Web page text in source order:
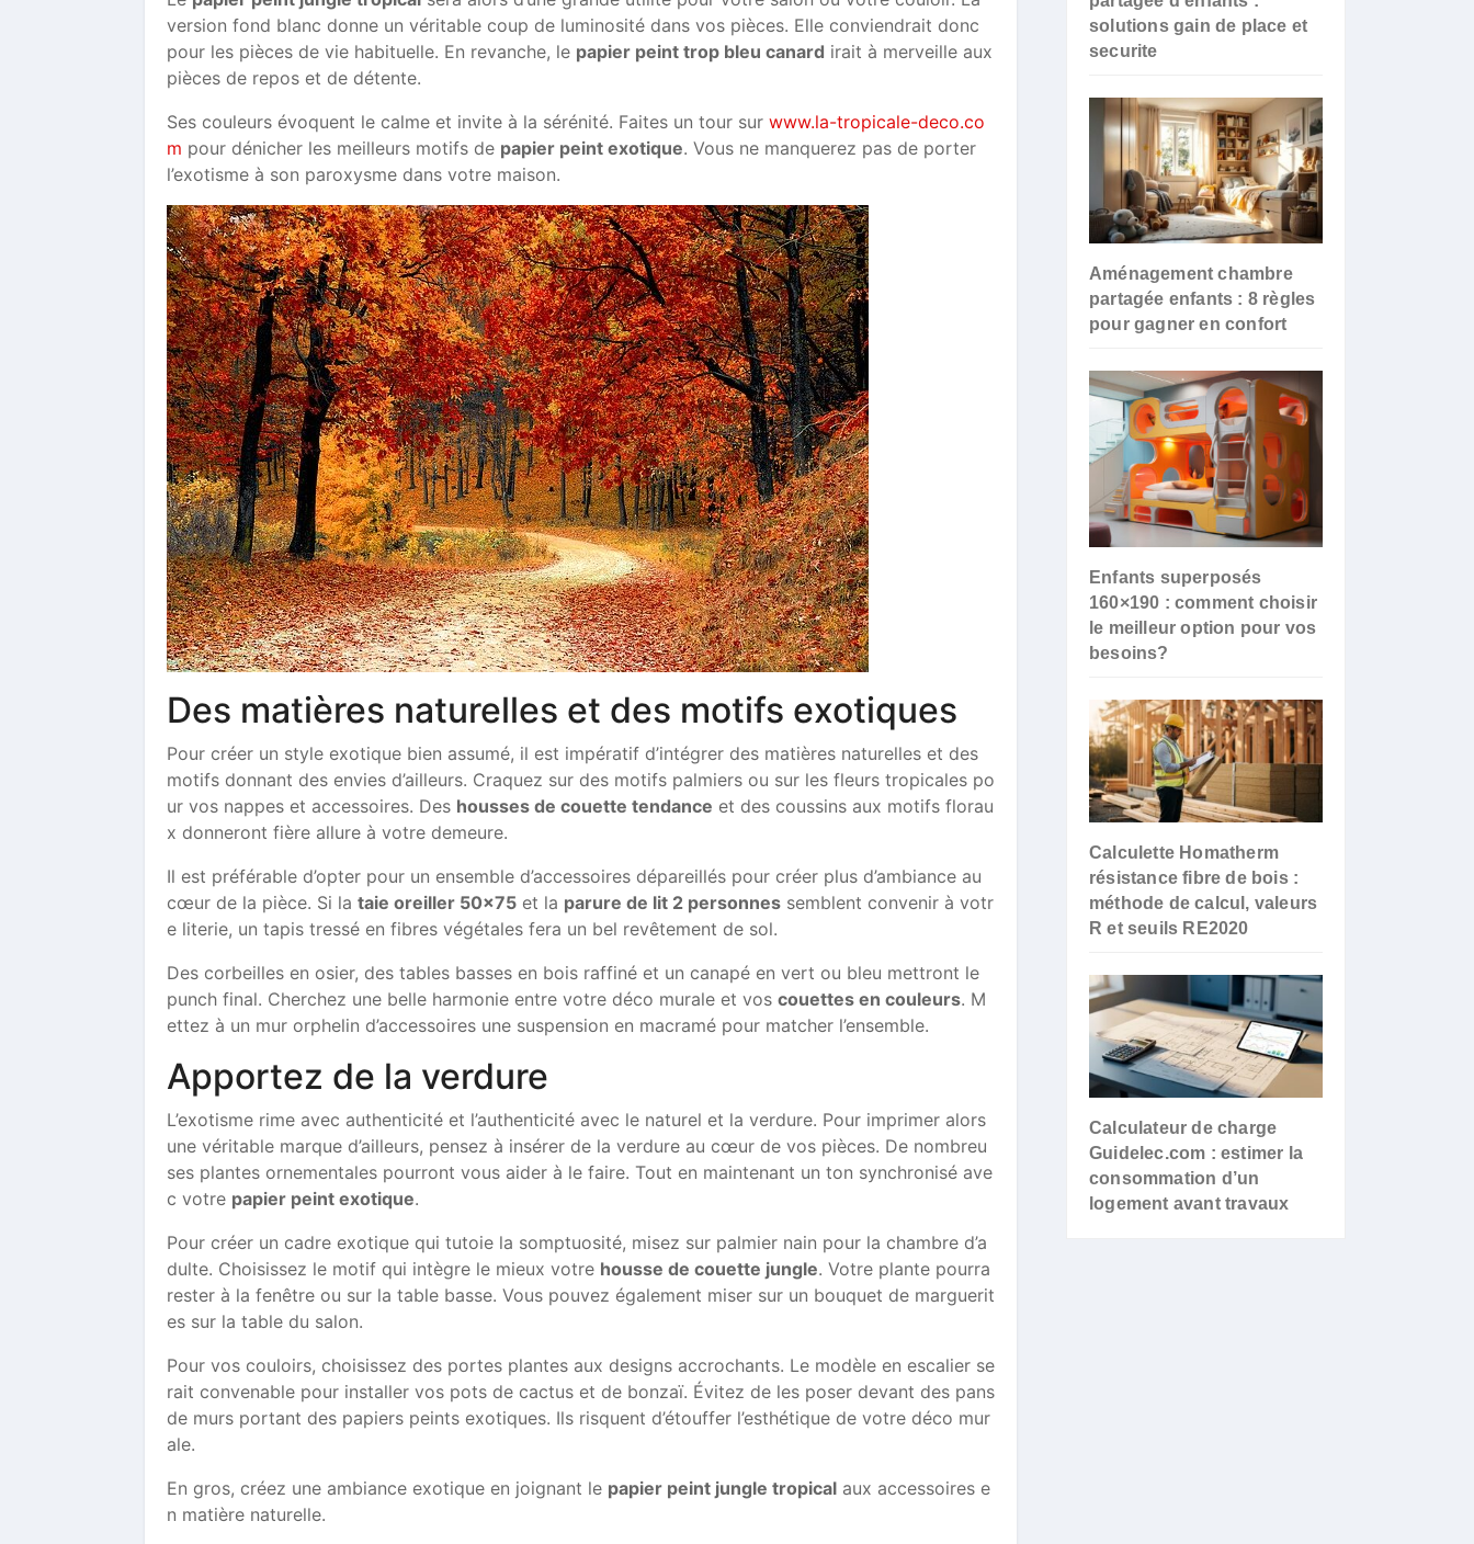
version fond blanc donne un véritable coup de luminosité dans vos pièces. Elle conviendrait donc
pour les pièces de vie habituelle. En revanche, le papier peint trop bleu canard irait à merveille aux
pièces de repos et de détente.
Ses couleurs évoquent le calme et invite à la sérénité. Faites un tour sur www.la-tropicale-deco.co
m pour dénicher les meilleurs motifs de papier peint exotique. Vous ne manquerez pas de porter
l’exotisme à son paroxysme dans votre maison.
Des matières naturelles et des motifs exotiques
Pour créer un style exotique bien assumé, il est impératif d’intégrer des matières naturelles et des
motifs donnant des envies d’ailleurs. Craquez sur des motifs palmiers ou sur les fleurs tropicales po
ur vos nappes et accessoires. Des housses de couette tendance et des coussins aux motifs florau
x donneront fière allure à votre demeure.
Il est préférable d’opter pour un ensemble d’accessoires dépareillés pour créer plus d’ambiance au
cœur de la pièce. Si la taie oreiller 50×75 et la parure de lit 2 personnes semblent convenir à votr
e literie, un tapis tressé en fibres végétales fera un bel revêtement de sol.
Des corbeilles en osier, des tables basses en bois raffiné et un canapé en vert ou bleu mettront le
punch final. Cherchez une belle harmonie entre votre déco murale et vos couettes en couleurs. M
ettez à un mur orphelin d’accessoires une suspension en macramé pour matcher l’ensemble.
Apportez de la verdure
L’exotisme rime avec authenticité et l’authenticité avec le naturel et la verdure. Pour imprimer alors
une véritable marque d’ailleurs, pensez à insérer de la verdure au cœur de vos pièces. De nombreu
ses plantes ornementales pourront vous aider à le faire. Tout en maintenant un ton synchronisé ave
c votre papier peint exotique.
Pour créer un cadre exotique qui tutoie la somptuosité, misez sur palmier nain pour la chambre d’a
dulte. Choisissez le motif qui intègre le mieux votre housse de couette jungle. Votre plante pourra
rester à la fenêtre ou sur la table basse. Vous pouvez également miser sur un bouquet de marguerit
es sur la table du salon.
Pour vos couloirs, choisissez des portes plantes aux designs accrochants. Le modèle en escalier se
rait convenable pour installer vos pots de cactus et de bonzaï. Évitez de les poser devant des pans
de murs portant des papiers peints exotiques. Ils risquent d’étouffer l’esthétique de votre déco mur
ale.
En gros, créez une ambiance exotique en joignant le papier peint jungle tropical aux accessoires e
n matière naturelle.
solutions gain de place et
securite
Aménagement chambre
partagée enfants : 8 règles
pour gagner en confort
Enfants superposés
160×190 : comment choisir
le meilleur option pour vos
besoins?
Calculette Homatherm
résistance fibre de bois :
méthode de calcul, valeurs
R et seuils RE2020
Calculateur de charge
Guidelec.com : estimer la
consommation d’un
logement avant travaux